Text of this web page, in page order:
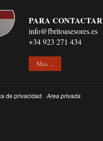
PARA CONTACTAR
info@fbritoasesores.es
+34 923 271 434
Mas ...
de privacidad Area privada